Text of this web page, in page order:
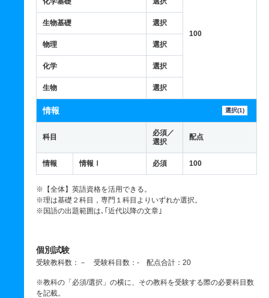
100
生物基礎 選択
物理 選択
化学 選択
生物 選択
情報 選択(1)
科目
必須／
選択
配点
情報 情報Ⅰ 必須 100
※【全体】英語資格を活用できる。
※理は基礎２科目，専門１科目よりいずれか選択。
※国語の出題範囲は､｢近代以降の文章｣
個別試験
受験教科数：－ 受験科目数：- 配点合計：20
※教科の「必須/選択」の横に、その教科を受験する際の必要科目数
を記載。